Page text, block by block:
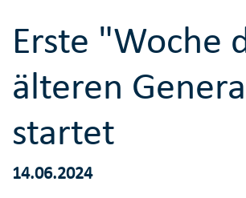
Erste "Woche
älteren
startet
14.06.2024